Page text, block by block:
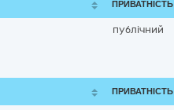
ПРИВАТНІСТЬ
публічний
ПРИВАТНІСТЬ